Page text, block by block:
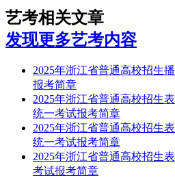
艺考相关文章
发现更多艺考内容
2025年浙江省普通高校招生
报考简章
2025年浙江省普通高校招生
统一考试报考简章
2025年浙江省普通高校招生
统一考试报考简章
2025年浙江省普通高校招生
考试报考简章